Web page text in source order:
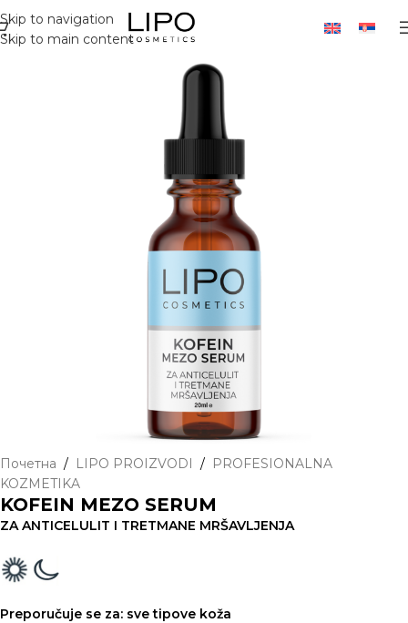
Skip to navigation
Skip to main content
Почетна / LIPO PROIZVODI / PROFESIONALNA
KOZMETIKA
KOFEIN MEZO SERUM
ZA ANTICELULIT I TRETMANE MRŠAVLJENJA
Preporučuje se za: sve tipove koža